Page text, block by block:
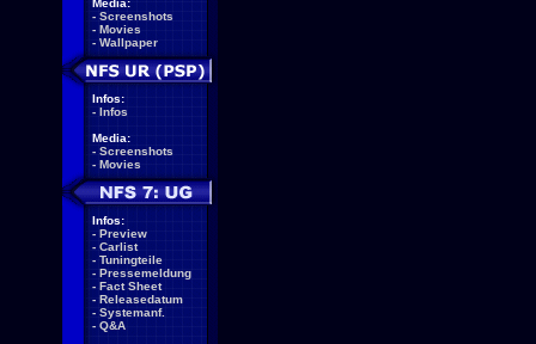
Media:
- Screenshots
- Movies
- Wallpaper
Infos:
- Infos
Media:
- Screenshots
- Movies
Infos:
- Preview
- Carlist
- Tuningteile
- Pressemeldung
- Fact Sheet
- Releasedatum
- Systemanf.
- Q&A